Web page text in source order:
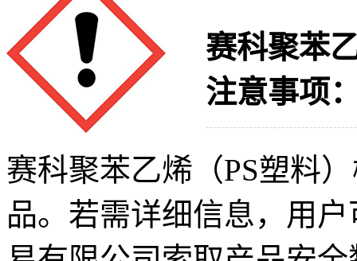
赛科聚苯
注意事项
赛科聚苯乙烯（PS塑料
品。若需详细信息，用